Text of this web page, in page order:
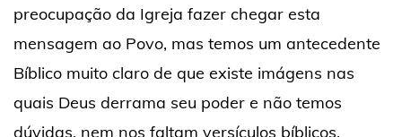
preocupação da Igreja fazer chegar esta
mensagem ao Povo, mas temos um antecedente
Bíblico muito claro de que existe imágens nas
quais Deus derrama seu poder e não temos
dúvidas, nem nos faltam versículos bíblicos.